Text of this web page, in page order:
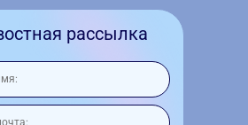
рассылка